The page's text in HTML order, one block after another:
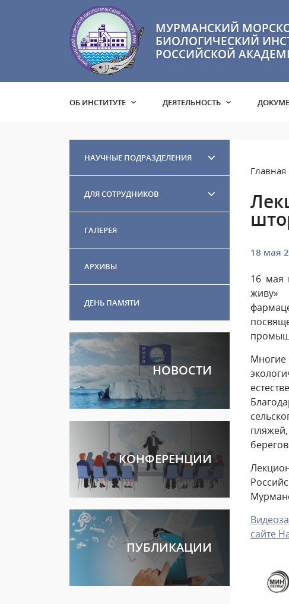
МУРМАНСКИЙ
БИОЛОГИЧЕСКИЙ
РОССИЙСКОЙ
ОБ ИНСТИТУТЕ ДЕЯТЕЛЬНОСТЬ
НАУЧНЫЕ ПОДРАЗДЕЛЕНИЯ
ДЛЯ СОТРУДНИКОВ
ГАЛЕРЕЯ
АРХИВЫ
ДЕНЬ ПАМЯТИ
НОВОСТИ
КОНФЕРЕНЦИИ
ПУБЛИКАЦИИ
Главная
18 мая
16 мая
живу»
Многие
сайте